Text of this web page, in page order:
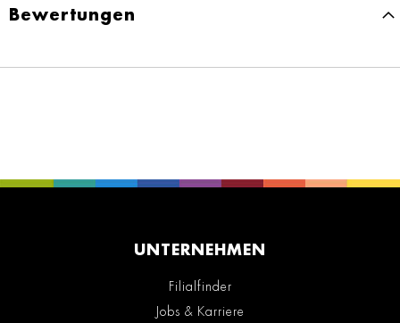
Bewertungen
UNTERNEHMEN
Filialfinder
Jobs & Karriere